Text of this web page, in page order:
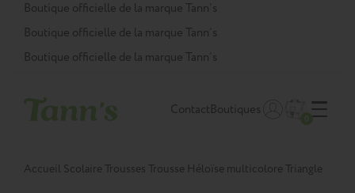
Panneau de gestion des cookies
Boutique officielle de la marque Tann’s
Boutique officielle de la marque Tann’s
Boutique officielle de la marque Tann’s
ContactBoutiques
Accueil Scolaire Trousses Trousse Héloïse multicolore Triangle